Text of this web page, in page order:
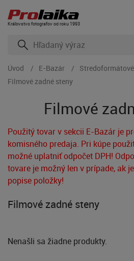
Kráľovstvo fotografov od roku 1993
Úvod E-Bazár
Filmové zadné steny
Filmové
Použitý tovar v sekcii E-Bazár je
komisného predaja. Pri kúpe
možné uplatniť odpočet DPH!
tovare je možný len v prípade, ak
popise položky!
Filmové zadné steny
Nenašli sa žiadne produkty.